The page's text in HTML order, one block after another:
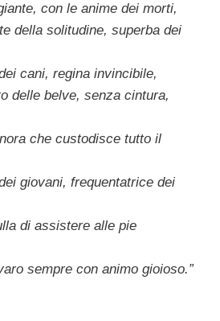
con le anime dei morti,
della solitudine, superba dei
cani, regina invincibile,
delle belve, senza cintura,
che custodisce tutto il
giovani, frequentatrice dei
di assistere alle pie
sempre con animo gioioso.”